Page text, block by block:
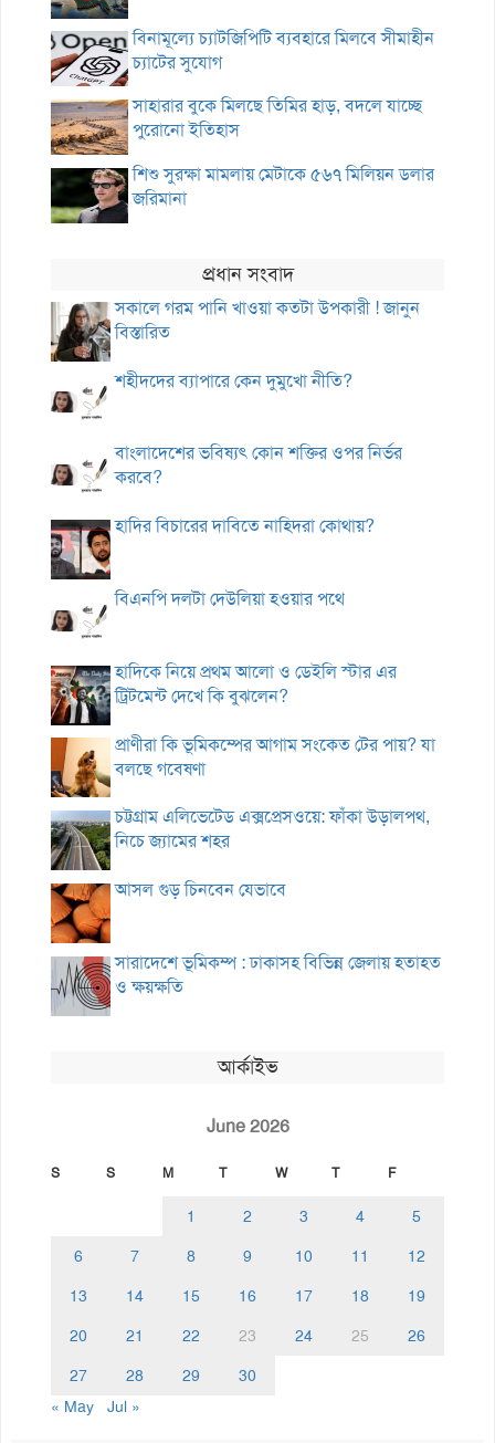
বিনামূল্যে চ্যাটজিপিটি ব্যবহারে মিলবে সীমাহীন
চ্যাটের সুযোগ
সাহারার বুকে মিলছে তিমির হাড়, বদলে যাচ্ছে
পুরোনো ইতিহাস
শিশু সুরক্ষা মামলায় মেটাকে ৫৬৭ মিলিয়ন ডলার
জরিমানা
প্রধান সংবাদ
সকালে গরম পানি খাওয়া কতটা উপকারী ! জানুন
বিস্তারিত
শহীদদের ব্যাপারে কেন দুমুখো নীতি?
বাংলাদেশের ভবিষ্যৎ কোন শক্তির ওপর নির্ভর
করবে?
হাদির বিচারের দাবিতে নাহিদরা কোথায়?
বিএনপি দলটা দেউলিয়া হওয়ার পথে
হাদিকে নিয়ে প্রথম আলো ও ডেইলি স্টার এর
ট্রিটমেন্ট দেখে কি বুঝলেন?
প্রাণীরা কি ভূমিকম্পের আগাম সংকেত টের পায়? যা
বলছে গবেষণা
চট্টগ্রাম এলিভেটেড এক্সপ্রেসওয়ে: ফাঁকা উড়ালপথ,
নিচে জ্যামের শহর
আসল গুড় চিনবেন যেভাবে
সারাদেশে ভূমিকম্প : ঢাকাসহ বিভিন্ন জেলায় হতাহত
ও ক্ষয়ক্ষতি
আর্কাইভ
June 2026
S S M T W T F
1 2 3 4
5
6
7 8 9 10 11
12
13
14 15 16 17 18
19
20
21 22 23 24 25
26
27
28 29
30
« May
Jul »